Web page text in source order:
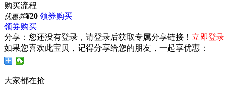
购买流程
优惠券¥20 领券购买
领券购买
分享： 您还没有登录，请登录后获取专属分享链接！ 立即登录
如果您喜欢此宝贝，记得分享给您的朋友，一起享优惠：
大家都在抢